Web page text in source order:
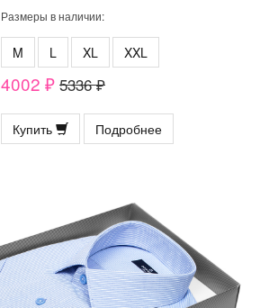
Размеры в наличии:
M L XL XXL
4002 ₽ 5336 ₽
Купить Подробнее